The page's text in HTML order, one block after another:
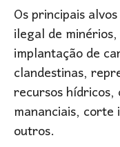
Os principais
ilegal de
implantação de
clandestinas,
recursos
mananciais,
outros.